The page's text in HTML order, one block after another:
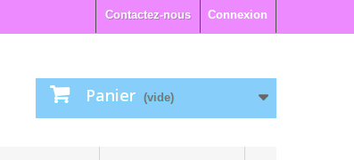
Connexion
Contactez-nous
Panier (vide)